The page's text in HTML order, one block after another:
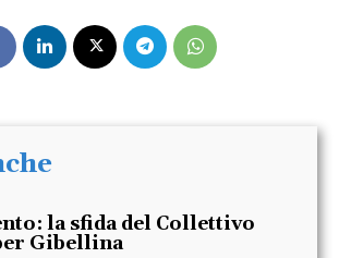
la sfida del Collettivo
Gibellina